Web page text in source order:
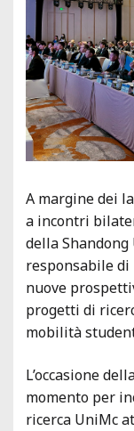
A margine dei
a incontri
della Shandong
responsabile
nuove
progetti di
mobilità
L’occasione
momento per
ricerca UniMc